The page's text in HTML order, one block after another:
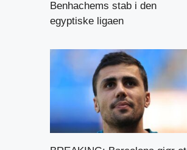
Benhachems stab i den
egyptiske ligaen